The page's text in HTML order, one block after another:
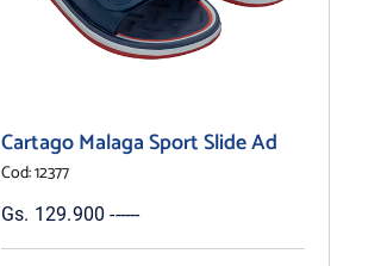
Cartago Malaga Sport Slide Ad
Cod: 12377
Gs. 129.900 ------